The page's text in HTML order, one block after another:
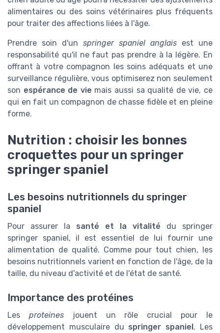
alimentaires ou des soins vétérinaires plus fréquents
pour traiter des affections liées à l'âge.
Prendre soin d'un springer spaniel anglais est une
responsabilité qu'il ne faut pas prendre à la légère. En
offrant à votre compagnon les soins adéquats et une
surveillance régulière, vous optimiserez non seulement
son espérance de vie mais aussi sa qualité de vie, ce
qui en fait un compagnon de chasse fidèle et en pleine
forme.
Nutrition : choisir les bonnes
croquettes pour un springer
springer spaniel
Les besoins nutritionnels du springer
spaniel
Pour assurer la santé et la vitalité du springer
springer spaniel, il est essentiel de lui fournir une
alimentation de qualité. Comme pour tout chien, les
besoins nutritionnels varient en fonction de l'âge, de la
taille, du niveau d'activité et de l'état de santé.
Importance des protéines
Les proteinesjouent un rôle crucial pour le
développement musculaire du springer spaniel. Les